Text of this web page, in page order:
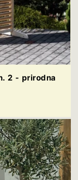
2 - prirodna